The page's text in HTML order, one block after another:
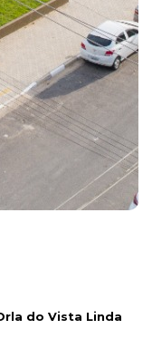
do Vista Linda